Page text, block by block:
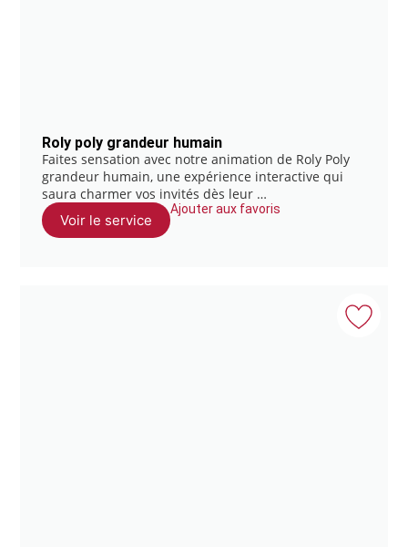
Roly poly grandeur humain
Faites sensation avec notre animation de Roly Poly
grandeur humain, une expérience interactive qui
saura charmer vos invités dès leur …
Voir le service
Ajouter aux favoris